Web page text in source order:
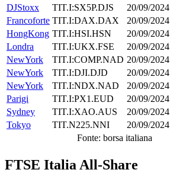
DJStoxx
TIT.I:SX5P.DJS 20/09/2024
Francoforte TIT.I:DAX.DAX 20/09/2024
HongKong TIT.I:HSI.HSN 20/09/2024
Londra
TIT.I:UKX.FSE 20/09/2024
NewYork
TIT.I:COMP.NAD 20/09/2024
NewYork
TIT.I:DJI.DJD 20/09/2024
NewYork
TIT.I:NDX.NAD 20/09/2024
Parigi
TIT.I:PX1.EUD 20/09/2024
Sydney
TIT.I:XAO.AUS 20/09/2024
Tokyo
TIT.N225.NNI 20/09/2024
Fonte: borsa italiana
FTSE Italia All-Share